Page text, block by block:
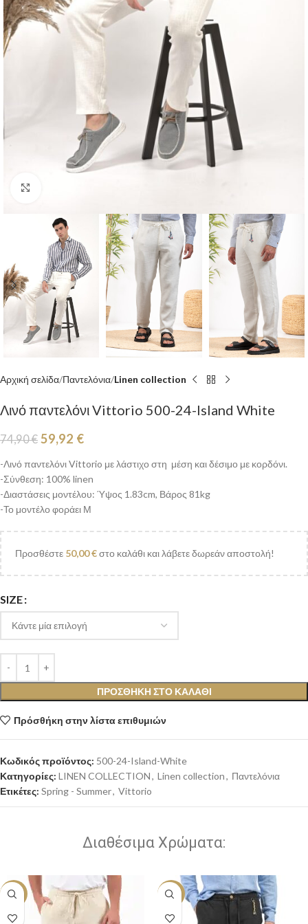
Αρχική σελίδα Παντελόνια Linen collection
Λινό παντελόνι Vittorio 500-24-Island White
74,90€ 59,92 €
-Λινό παντελόνι Vittorio με λάστιχο στη μέση και δέσιμο με κορδόνι.
-Σύνθεση: 100% linen
-Διαστάσεις μοντέλου: Ύψος 1.83cm, Βάρος 81kg
-Το μοντέλο φοράει Μ
Προσθέστε 50,00€στο καλάθι και λάβετε δωρεάν αποστολή!
SIZE
ΠΡΟΣΘΉΚΗ ΣΤΟ ΚΑΛΆΘΙ
Πρόσθήκη στην λίστα επιθυμιών
Κωδικός προϊόντος: 500-24-Island-White
Κατηγορίες: LINEN COLLECTION, Linen collection, Παντελόνια
Ετικέτες: Spring - Summer, Vittorio
Διαθέσιμα Χρώματα:
-20% -20%